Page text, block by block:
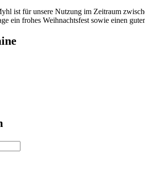
ist für unsere Nutzung im Zeitraum
ein frohes Weihnachtsfest sowie einen